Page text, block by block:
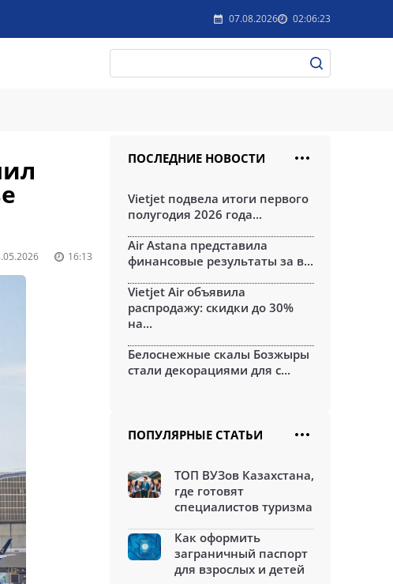
07.08.2026 02:06:23
16:13
ПОСЛЕДНИЕ НОВОСТИ
Vietjet подвела итоги первого
полугодия 2026 года...
Air Astana представила
финансовые результаты за в...
Vietjet Air объявила
распродажу: скидки до 30%
на...
Белоснежные скалы Бозжыры
стали декорациями для с...
ПОПУЛЯРНЫЕ СТАТЬИ
ТОП ВУЗов Казахстана,
где готовят
специалистов туризма
Как оформить
заграничный паспорт
для взрослых и детей